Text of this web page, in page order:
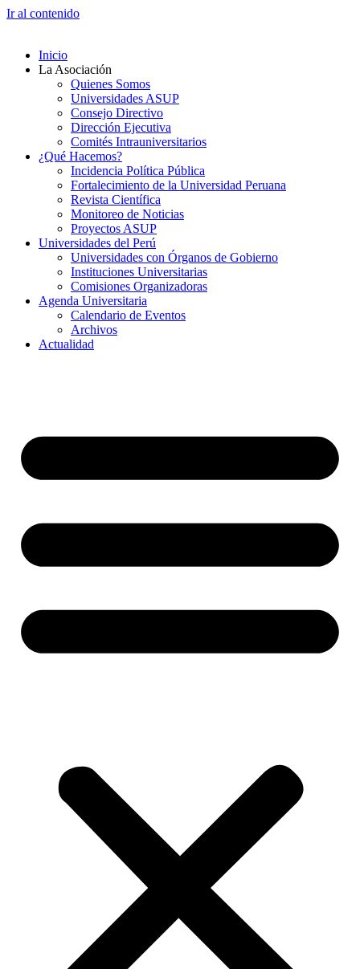
Ir al contenido
Inicio
La Asociación
Quienes Somos
Universidades ASUP
Consejo Directivo
Dirección Ejecutiva
Comités Intrauniversitarios
¿Qué Hacemos?
Incidencia Política Pública
Fortalecimiento de la Universidad Peruana
Revista Científica
Monitoreo de Noticias
Proyectos ASUP
Universidades del Perú
Universidades con Órganos de Gobierno
Instituciones Universitarias
Comisiones Organizadoras
Agenda Universitaria
Calendario de Eventos
Archivos
Actualidad